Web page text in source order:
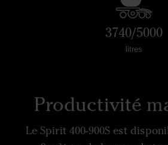
3740/5000
litres
Productivité
Le Spirit 400-900S est